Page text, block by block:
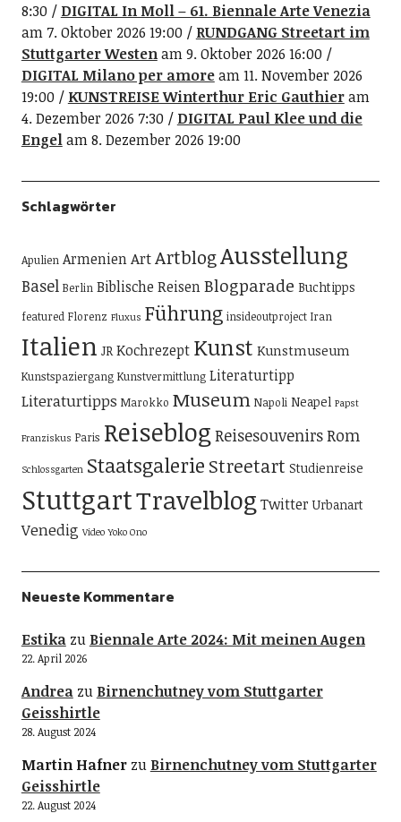
8:30
DIGITAL In Moll – 61. Biennale Arte Venezia
am 7. Oktober 2026 19:00
RUNDGANG Streetart im
Stuttgarter Westenam 9. Oktober 2026 16:00
DIGITAL Milano per amoream 11. November 2026
19:00
KUNSTREISE Winterthur Eric Gauthieram
4. Dezember 2026 7:30
DIGITAL Paul Klee und die
Engelam 8. Dezember 2026 19:00
Schlagwörter
Apulien ArmenienArtArtblogAusstellung
Basel Berlin Biblische ReisenBlogparade Buchtipps
featured Florenz Fluxus Führung insideoutproject Iran
Italien JR Kochrezept Kunst Kunstmuseum
Kunstspaziergang Kunstvermittlung Literaturtipp
Literaturtipps Marokko Museum Napoli Neapel Papst
Franziskus Paris Reiseblog ReisesouvenirsRom
Schlossgarten Staatsgalerie Streetart Studienreise
StuttgartTravelblog Twitter Urbanart
Venedig Video Yoko Ono
Neueste Kommentare
Estikazu Biennale Arte 2024: Mit meinen Augen
22. April 2026
Andreazu Birnenchutney vom Stuttgarter
Geisshirtle
28. August 2024
Martin Hafnerzu Birnenchutney vom Stuttgarter
Geisshirtle
22. August 2024